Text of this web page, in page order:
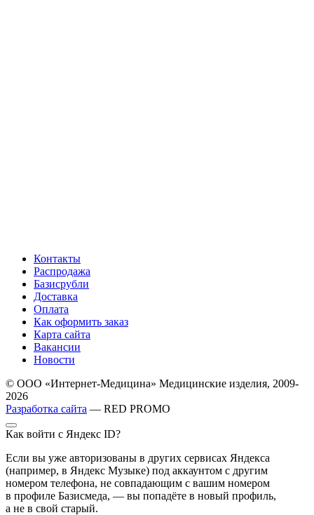
Контакты
Распродажа
Базисрубли
Доставка
Оплата
Как оформить заказ
Карта сайта
Вакансии
Новости
© ООО «Интернет-Медицина» Медицинские изделия, 2009-
2026
Разработка сайта — RED PROMO
Как войти с Яндекс ID?
Если вы уже авторизованы в других сервисах Яндекса
(например, в Яндекс Музыке) под аккаунтом с другим
номером телефона, не совпадающим с вашим номером
в профиле Базисмеда, — вы попадёте в новый профиль,
а не в свой старый.